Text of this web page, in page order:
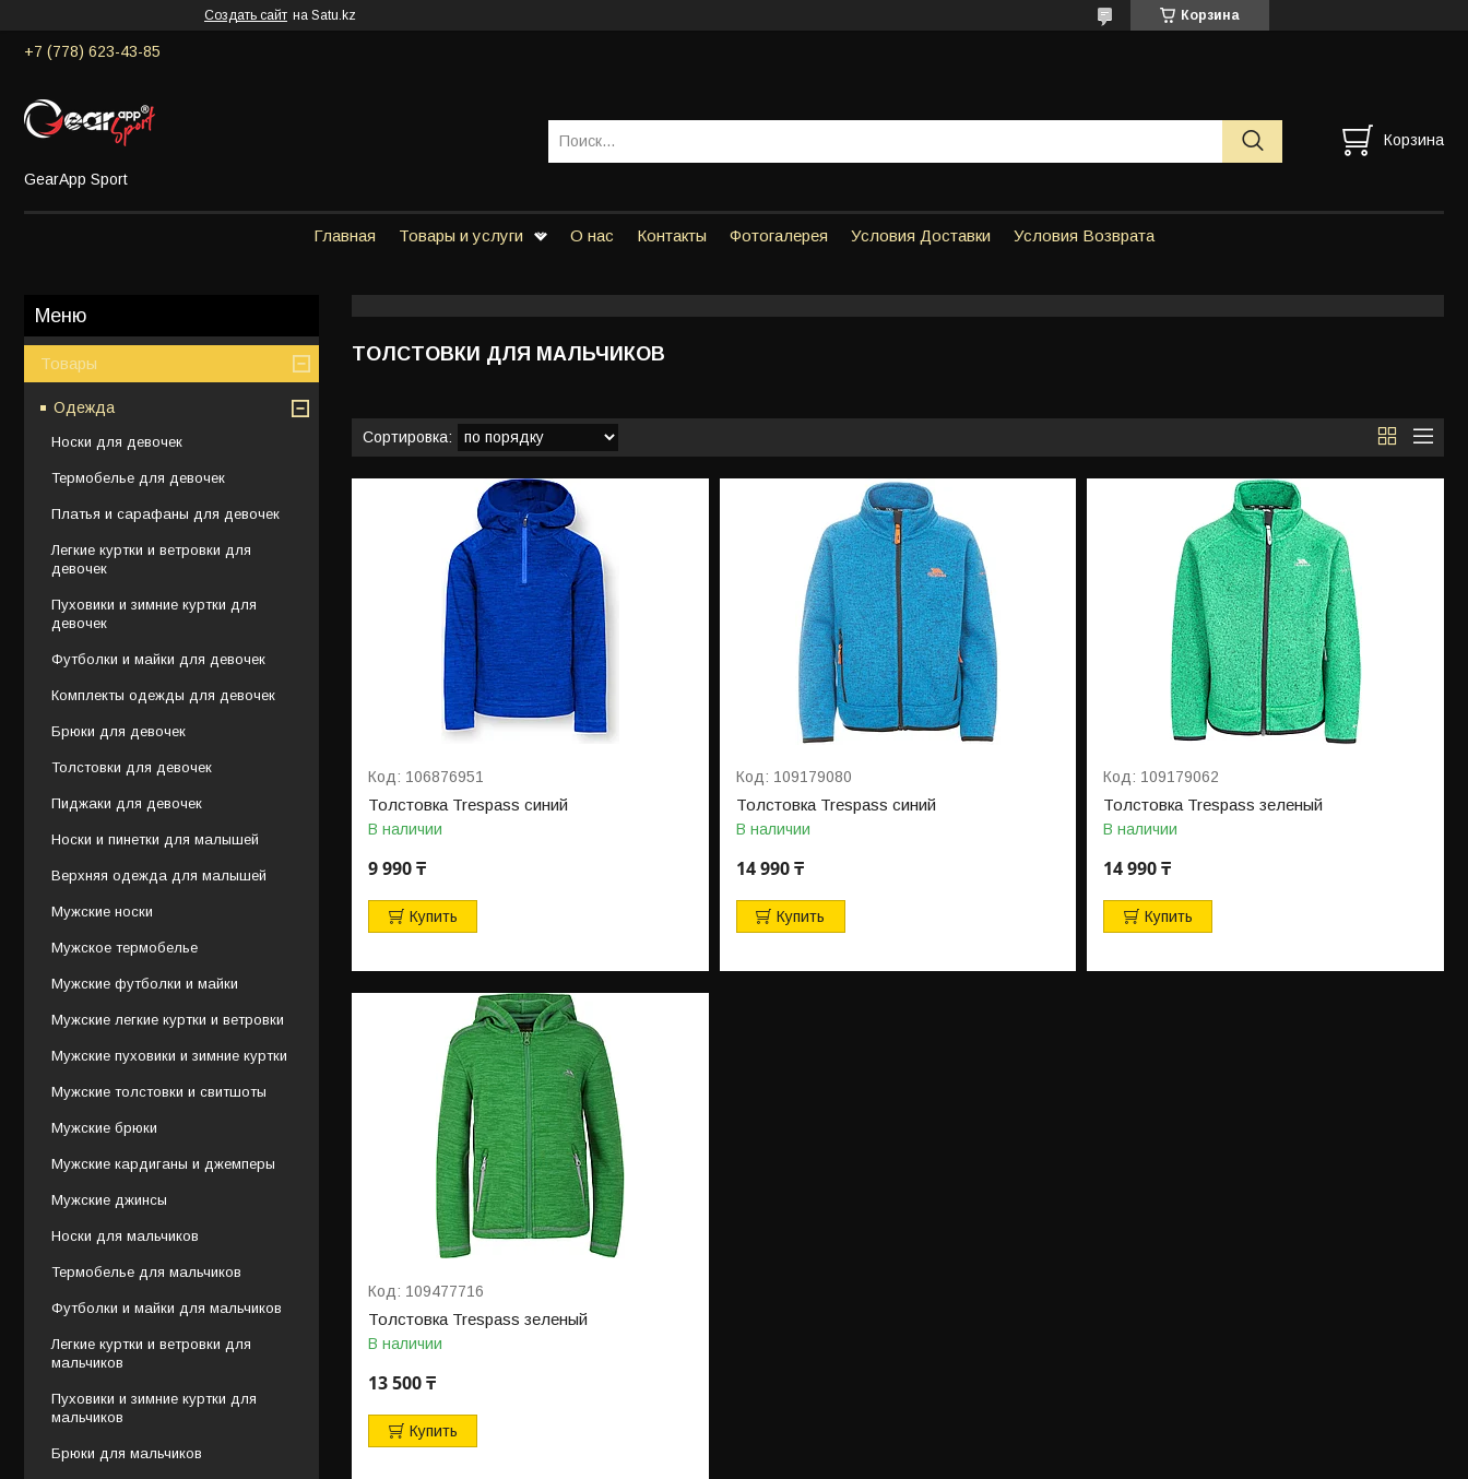
Создать сайт на Satu.kz Корзина
+7 (778) 623-43-85
GearApp Sport
Корзина
Главная Товары и услуги О нас Контакты Фотогалерея Условия Доставки Условия Возврата
ТОЛСТОВКИ ДЛЯ МАЛЬЧИКОВ
106876951
Толстовка Trespass синий
В наличии
9 990 ₸
Купить
109179080
Толстовка Trespass синий
В наличии
14 990 ₸
Купить
109179062
Толстовка Trespass зеленый
В наличии
14 990 ₸
Купить
109477716
Толстовка Trespass зеленый
В наличии
13 500 ₸
Купить
Товары
Одежда
Носки для девочек
Термобелье для девочек
Платья и сарафаны для девочек
Легкие куртки и ветровки для
девочек
Пуховики и зимние куртки для
девочек
Футболки и майки для девочек
Комплекты одежды для девочек
Брюки для девочек
Толстовки для девочек
Пиджаки для девочек
Носки и пинетки для малышей
Верхняя одежда для малышей
Мужские носки
Мужское термобелье
Мужские футболки и майки
Мужские легкие куртки и ветровки
Мужские пуховики и зимние куртки
Мужские толстовки и свитшоты
Мужские брюки
Мужские кардиганы и джемперы
Мужские джинсы
Носки для мальчиков
Термобелье для мальчиков
Футболки и майки для мальчиков
Легкие куртки и ветровки для
мальчиков
Пуховики и зимние куртки для
мальчиков
Брюки для мальчиков